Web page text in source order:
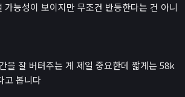
가능성이 보이지만 무조건 반등한다는 건 아니
을 잘 버텨주는 게 제일 중요한데 짧게는 58k
고 봅니다